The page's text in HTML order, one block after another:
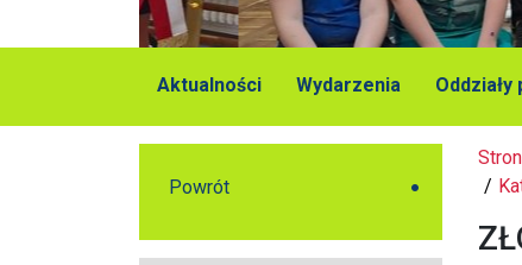
Aktualności Wydarzenia
Powrót